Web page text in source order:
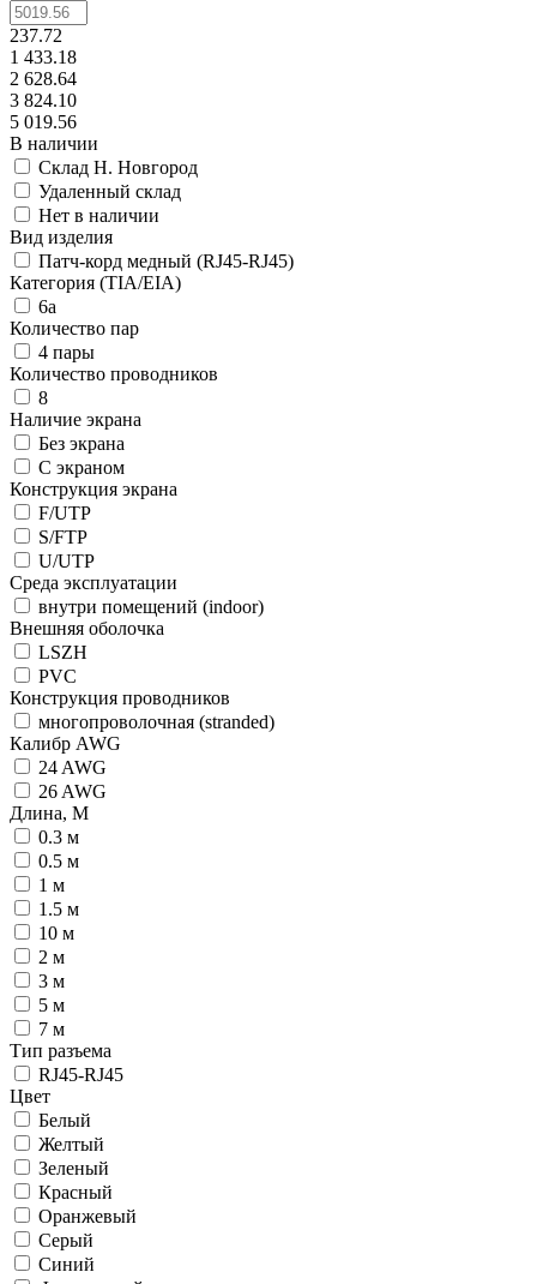
237.72
1 433.18
2 628.64
3 824.10
5 019.56
В наличии
Склад Н. Новгород
Удаленный склад
Нет в наличии
Вид изделия
Патч-корд медный (RJ45-RJ45)
Категория (TIA/EIA)
6a
Количество пар
4 пары
Количество проводников
8
Наличие экрана
Без экрана
С экраном
Конструкция экрана
F/UTP
S/FTP
U/UTP
Среда эксплуатации
внутри помещений (indoor)
Внешняя оболочка
LSZH
PVC
Конструкция проводников
многопроволочная (stranded)
Калибр AWG
24 AWG
26 AWG
Длина, М
0.3 м
0.5 м
1 м
1.5 м
10 м
2 м
3 м
5 м
7 м
Тип разъема
RJ45-RJ45
Цвет
Белый
Желтый
Зеленый
Красный
Оранжевый
Серый
Синий